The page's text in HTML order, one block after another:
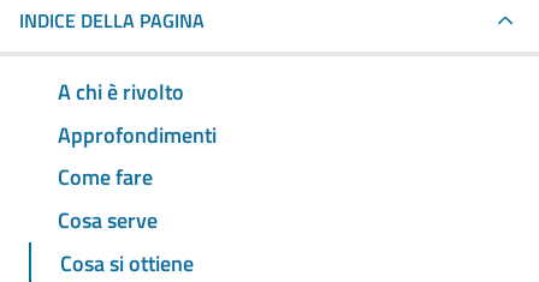
INDICE DELLA PAGINA
A chi è rivolto
Approfondimenti
Come fare
Cosa serve
Cosa si ottiene